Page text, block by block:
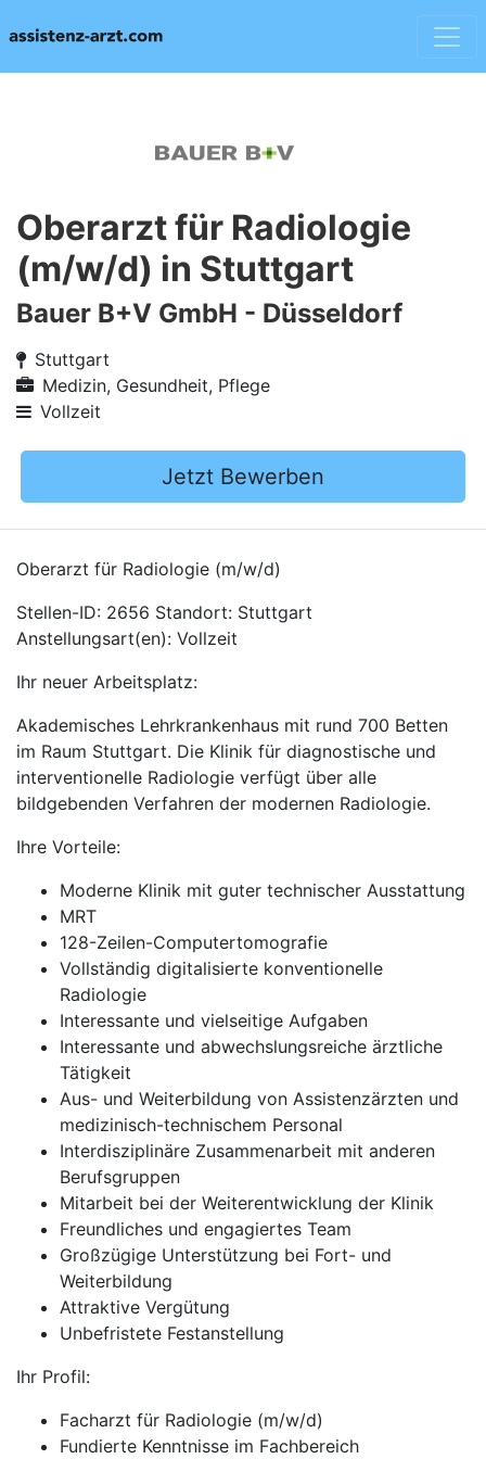
Oberarzt für Radiologie
(m/w/d) in Stuttgart
Bauer B+V GmbH - Düsseldorf
Stuttgart
Medizin, Gesundheit, Pflege
Vollzeit
Jetzt Bewerben
Oberarzt für Radiologie (m/w/d)
Stellen-ID: 2656 Standort: Stuttgart
Anstellungsart(en): Vollzeit
Ihr neuer Arbeitsplatz:
Akademisches Lehrkrankenhaus mit rund 700 Betten
im Raum Stuttgart. Die Klinik für diagnostische und
interventionelle Radiologie verfügt über alle
bildgebenden Verfahren der modernen Radiologie.
Ihre Vorteile:
Moderne Klinik mit guter technischer Ausstattung
MRT
128-Zeilen-Computertomografie
Vollständig digitalisierte konventionelle
Radiologie
Interessante und vielseitige Aufgaben
Interessante und abwechslungsreiche ärztliche
Tätigkeit
Aus- und Weiterbildung von Assistenzärzten und
medizinisch-technischem Personal
Interdisziplinäre Zusammenarbeit mit anderen
Berufsgruppen
Mitarbeit bei der Weiterentwicklung der Klinik
Freundliches und engagiertes Team
Großzügige Unterstützung bei Fort- und
Weiterbildung
Attraktive Vergütung
Unbefristete Festanstellung
Ihr Profil:
Facharzt für Radiologie (m/w/d)
Fundierte Kenntnisse im Fachbereich